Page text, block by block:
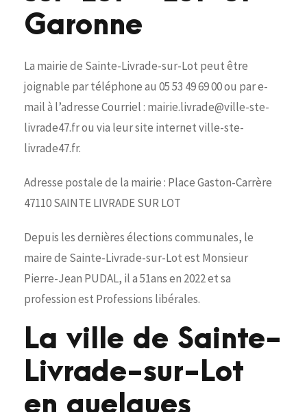
Garonne
La mairie de Sainte-Livrade-sur-Lot peut être
joignable par téléphone au 05 53 49 69 00 ou par e-
mail à l’adresse Courriel : mairie.livrade@ville-ste-
livrade47.fr ou via leur site internet ville-ste-
livrade47.fr.
Adresse postale de la mairie : Place Gaston-Carrère
47110 SAINTE LIVRADE SUR LOT
Depuis les dernières élections communales, le
maire de Sainte-Livrade-sur-Lot est Monsieur
Pierre-Jean PUDAL, il a 51ans en 2022 et sa
profession est Professions libérales.
La ville de Sainte-
Livrade-sur-Lot
en quelques